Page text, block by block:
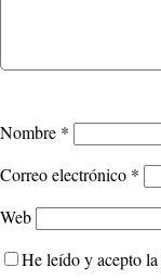
Nombre *
Correo electrónico *
Web
He leído y acepto la